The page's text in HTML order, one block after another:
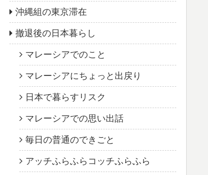
沖縄組の東京滞在
撤退後の日本暮らし
マレーシアでのこと
マレーシアにちょっと出戻り
日本で暮らすリスク
マレーシアでの思い出話
毎日の普通のできごと
アッチふらふらコッチふらふら